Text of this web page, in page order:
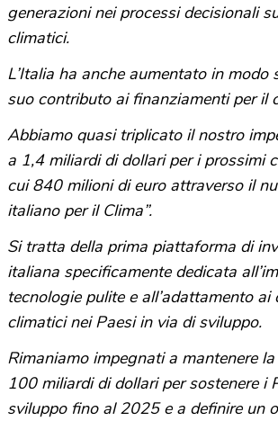
generazioni nei processi decisionali
climatici.
L’Italia ha anche aumentato in modo
suo contributo ai finanziamenti per il
Abbiamo quasi triplicato il nostro
a 1,4 miliardi di dollari per i prossimi
cui 840 milioni di euro attraverso il
italiano per il Clima”.
Si tratta della prima piattaforma di
italiana specificamente dedicata
tecnologie pulite e all’adattamento ai
climatici nei Paesi in via di sviluppo.
Rimaniamo impegnati a mantenere
100 miliardi di dollari per sostenere i
sviluppo fino al 2025 e a definire un